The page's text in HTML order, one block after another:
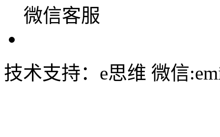
微信客服
技术支持：e思维 微信